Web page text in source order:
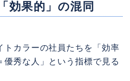
効果的」の混同
トカラーの社員たちを「効率
優秀な人」という指標で見る